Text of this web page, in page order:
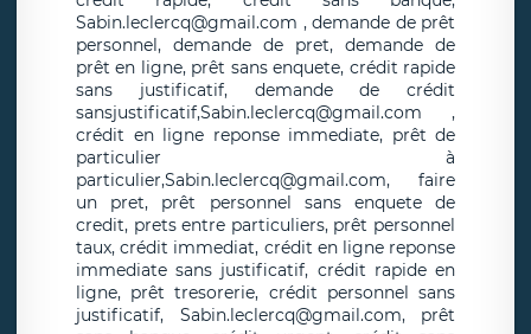
Sabin.leclercq@gmail.com , demande de prêt
personnel, demande de pret, demande de
prêt en ligne, prêt sans enquete, crédit rapide
sans justificatif, demande de crédit
sansjustificatif,Sabin.leclercq@gmail.com ,
crédit en ligne reponse immediate, prêt de
particulier à
particulier,Sabin.leclercq@gmail.com, faire
un pret, prêt personnel sans enquete de
credit, prets entre particuliers, prêt personnel
taux, crédit immediat, crédit en ligne reponse
immediate sans justificatif, crédit rapide en
ligne, prêt tresorerie, crédit personnel sans
justificatif, Sabin.leclercq@gmail.com, prêt